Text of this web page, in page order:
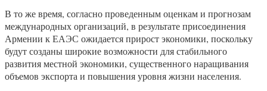
В то же время, согласно проведенным оценкам и прогнозам
международных организаций, в результате присоединения
Армении к ЕАЭС ожидается прирост экономики, поскольку
будут созданы широкие возможности для стабильного
развития местной экономики, существенного наращивания
объемов экспорта и повышения уровня жизни населения.